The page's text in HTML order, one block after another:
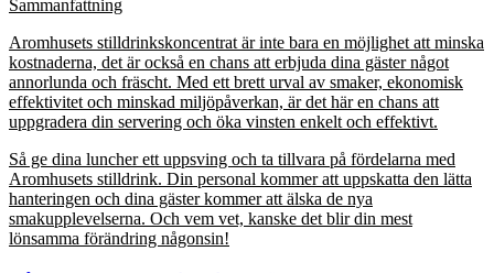
Sammanfattning
Aromhusets stilldrinkskoncentrat är inte bara en möjlighet att minska
kostnaderna, det är också en chans att erbjuda dina gäster något
annorlunda och fräscht. Med ett brett urval av smaker, ekonomisk
effektivitet och minskad miljöpåverkan, är det här en chans att
uppgradera din servering och öka vinsten enkelt och effektivt.
Så ge dina luncher ett uppsving och ta tillvara på fördelarna med
Aromhusets stilldrink. Din personal kommer att uppskatta den lätta
hanteringen och dina gäster kommer att älska de nya
smakupplevelserna. Och vem vet, kanske det blir din mest
lönsamma förändring någonsin!